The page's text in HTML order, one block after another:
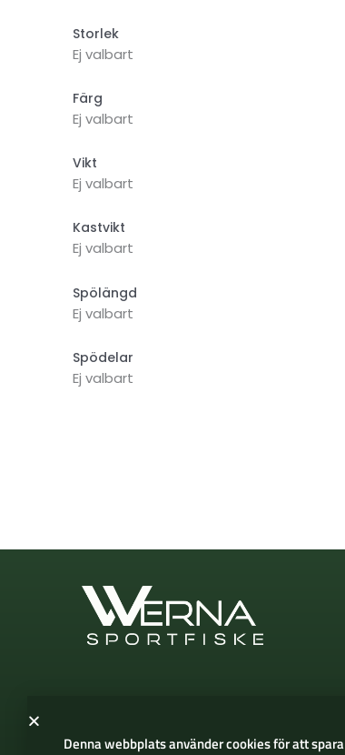
Storlek
Ej valbart
Färg
Ej valbart
Vikt
Ej valbart
Kastvikt
Ej valbart
Spölängd
Ej valbart
Spödelar
Ej valbart
Denna webbplats använder cookies för att spara